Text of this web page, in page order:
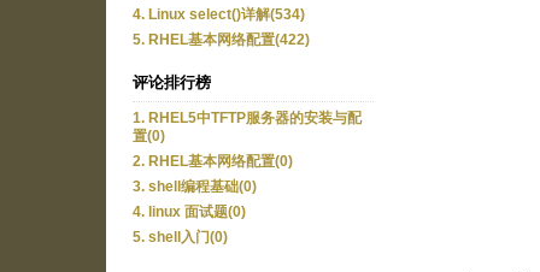
4. Linux select()详解(534)
5. RHEL基本网络配置(422)
评论排行榜
1. RHEL5中TFTP服务器的安装与配
置(0)
2. RHEL基本网络配置(0)
3. shell编程基础(0)
4. linux 面试题(0)
5. shell入门(0)